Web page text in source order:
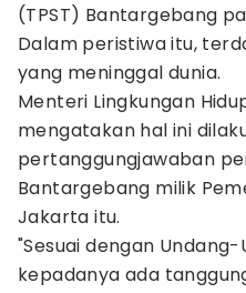
(TPST) Bantargebang
Dalam peristiwa itu,
yang meninggal dunia.
Menteri Lingkungan
mengatakan hal ini
pertanggungjawaban
Bantargebang milik
Jakarta itu.
"Sesuai dengan
kepadanya ada